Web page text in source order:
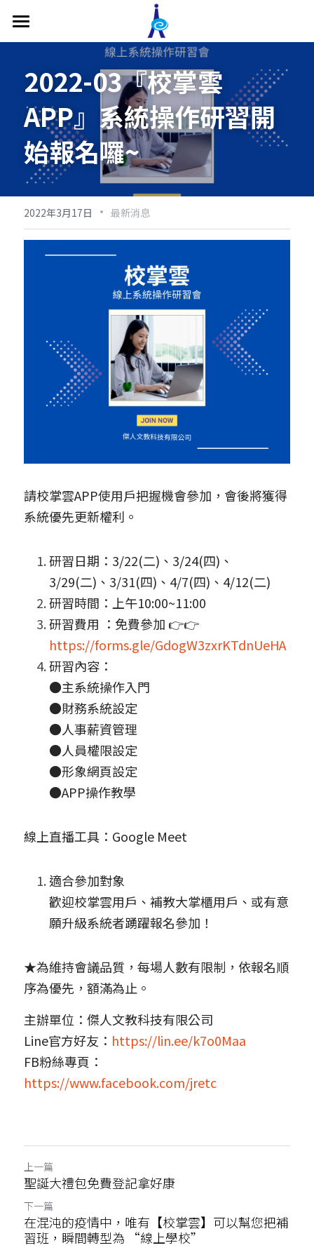
關於我們
補習班管理系統
功能介紹
補習班教務管理
補習班收費帳務管理
補習班形象網站
補習班專屬APP
學生家長端APP
補習班常用硬體設備
Mcall 接送廣播
價格方案
補教系統專欄
影片專區
最新消息
2022-03『校掌雲
APP』系統操作研習開
始報名囉~
2022年3月17日 · 最新消息
請校掌雲APP使用戶把握機會參加，會後將獲得
系統優先更新權利。
研習日期：3/22(二)、3/24(四)、
3/29(二)、3/31(四)、4/7(四)、4/12(二)
研習時間：上午10:00~11:00
研習費用 ：免費參加 👉👉
https://forms.gle/GdogW3zxrKTdnUeHA
研習內容：
●主系統操作入門
●財務系統設定
●人事薪資管理
●人員權限設定
●形象網頁設定
●APP操作教學
線上直播工具：Google Meet
適合參加對象
歡迎校掌雲用戶、補教大掌櫃用戶、或有意
願升級系統者踴躍報名參加！
★為維持會議品質，每場人數有限制，依報名順
序為優先，額滿為止。
主辦單位：傑人文教科技有限公司
Line官方好友： https://lin.ee/k7o0Maa
FB粉絲專頁：
https://www.facebook.com/jretc
上一篇
聖誕大禮包免費登記拿好康
下一篇
在混沌的疫情中，唯有【校掌雲】可以幫您把補
習班，瞬間轉型為 “線上學校”